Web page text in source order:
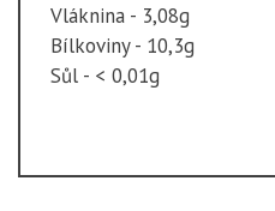
Vláknina - 3,08g
Bílkoviny - 10,3g
Sůl - < 0,01g